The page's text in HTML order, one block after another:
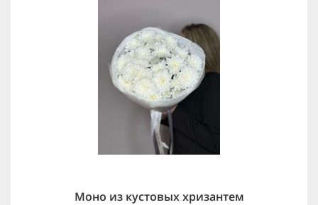
Моно из кустовых хризантем